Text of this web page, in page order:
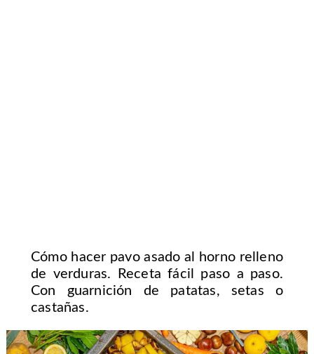
Cómo hacer pavo asado al horno relleno
de verduras. Receta fácil paso a paso.
Con guarnición de patatas, setas o
castañas.